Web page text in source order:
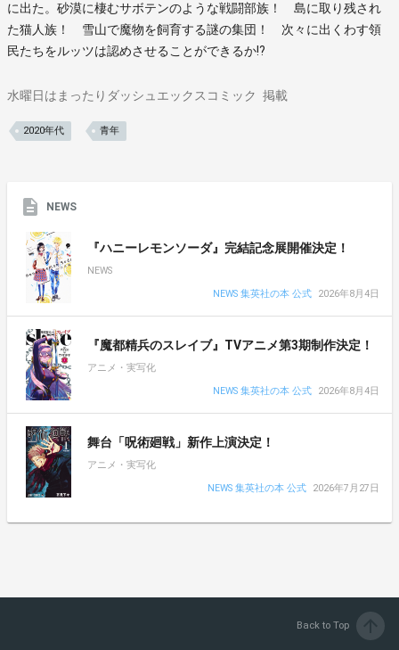
に出た。砂漠に棲むサボテンのような戦闘部族！ 島に取り残され
た猫人族！ 雪山で魔物を飼育する謎の集団！ 次々に出くわす領
民たちをルッツは認めさせることができるか!?
水曜日はまったりダッシュエックスコミック 掲載
2020年代 青年
NEWS
『ハニーレモンソーダ』完結記念展開催決定！
NEWS
NEWS 集英社の本 公式
2026年8月4日
『魔都精兵のスレイブ』TVアニメ第3期制作決定！
アニメ・実写化
NEWS 集英社の本 公式
2026年8月4日
舞台「呪術廻戦」新作上演決定！
アニメ・実写化
NEWS 集英社の本 公式
2026年7月27日
Back to Top